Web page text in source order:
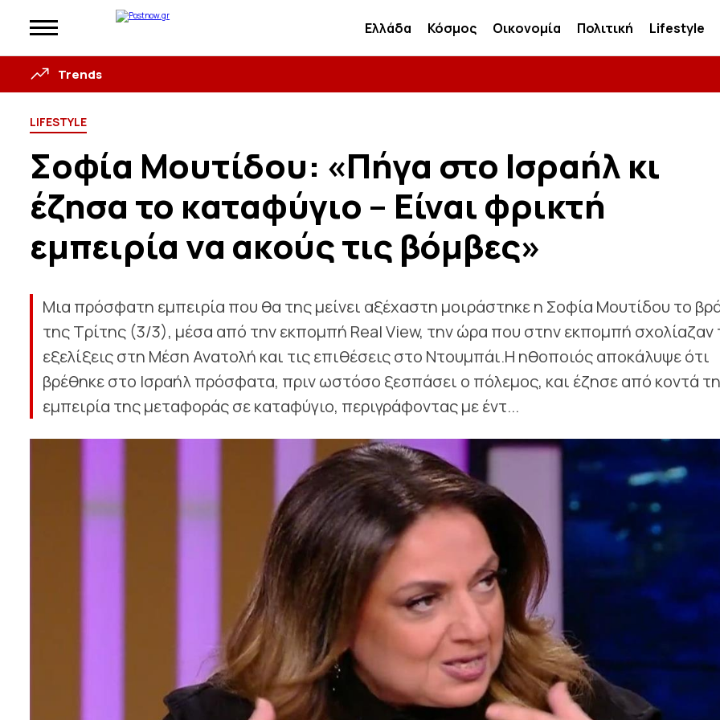
Ελλάδα Κόσμος Οικονομία Πολιτική Lifestyle
Trends
LIFESTYLE
Σοφία Μουτίδου: «Πήγα στο Ισραήλ κι
έζησα το καταφύγιο – Είναι φρικτή
εμπειρία να ακούς τις βόμβες»
Μια πρόσφατη εμπειρία που θα της μείνει αξέχαστη μοιράστηκε η Σοφία Μουτίδου το
της Τρίτης (3/3), μέσα από την εκπομπή Real View, την ώρα που στην εκπομπή σχολίαζαν
εξελίξεις στη Μέση Ανατολή και τις επιθέσεις στο Ντουμπάι.Η ηθοποιός αποκάλυψε ότι
βρέθηκε στο Ισραήλ πρόσφατα, πριν ωστόσο ξεσπάσει ο πόλεμος, και έζησε από κοντά
εμπειρία της μεταφοράς σε καταφύγιο, περιγράφοντας με έντ...